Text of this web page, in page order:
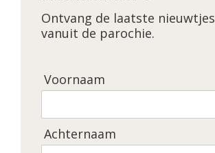
Ontvang de laatste nieuwtjes
vanuit de parochie.
Voornaam
Achternaam